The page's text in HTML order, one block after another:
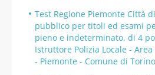
Test Regione Piemonte Città
pubblico per titoli ed esami
pieno e indeterminato, di 4
Istruttore Polizia Locale -
- Piemonte - Comune di